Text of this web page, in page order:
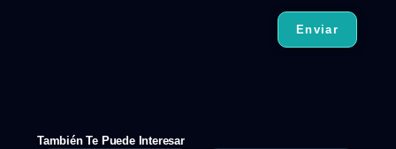
También Te Puede Interesar